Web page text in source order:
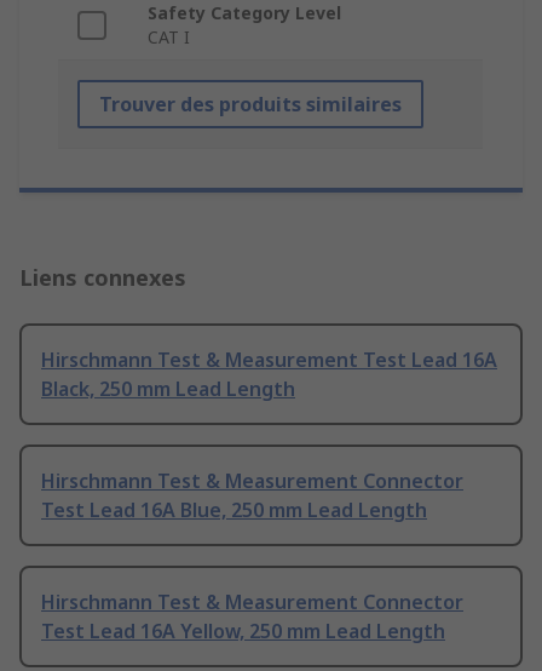
Safety Category Level
CAT I
Trouver des produits similaires
Liens connexes
Hirschmann Test & Measurement Test Lead 16A
Black, 250 mm Lead Length
Hirschmann Test & Measurement Connector
Test Lead 16A Blue, 250 mm Lead Length
Hirschmann Test & Measurement Connector
Test Lead 16A Yellow, 250 mm Lead Length